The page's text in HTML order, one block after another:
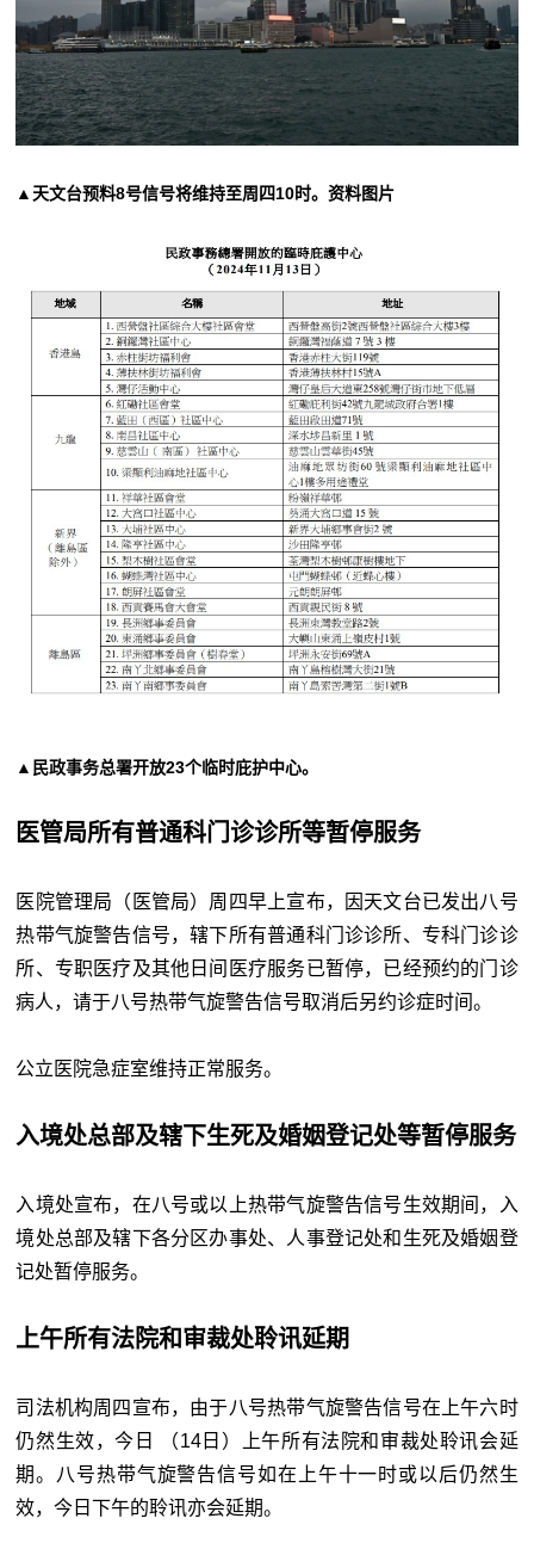
▲天文台预料8号信号将维持至周四10时。资料图片
▲民政事务总署开放23个临时庇护中心。
医管局所有普通科门诊诊所等暂停服务
医院管理局（医管局）周四早上宣布，因天文台已发出八号
热带气旋警告信号，辖下所有普通科门诊诊所、专科门诊诊
所、专职医疗及其他日间医疗服务已暂停，已经预约的门诊
病人，请于八号热带气旋警告信号取消后另约诊症时间。
公立医院急症室维持正常服务。
入境处总部及辖下生死及婚姻登记处等暂停服务
入境处宣布，在八号或以上热带气旋警告信号生效期间，入
境处总部及辖下各分区办事处、人事登记处和生死及婚姻登
记处暂停服务。
上午所有法院和审裁处聆讯延期
司法机构周四宣布，由于八号热带气旋警告信号在上午六时
仍然生效，今日 （14日）上午所有法院和审裁处聆讯会延
期。八号热带气旋警告信号如在上午十一时或以后仍然生
效，今日下午的聆讯亦会延期。